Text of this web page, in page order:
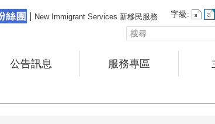
FB粉絲團
New Immigrant Services 新移民服務
字級:
公告訊息 服務專區